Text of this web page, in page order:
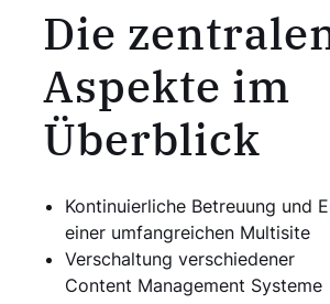
Die
Aspekte im
Überblick
Kontinuierliche Betreuung und
einer umfangreichen Multisite
Verschaltung verschiedener
Content Management Systeme